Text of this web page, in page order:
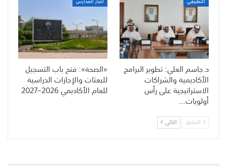
د.جاسم العلي: تطوير البرامج
الأكاديمية والشراكات
الاستراتيجية على رأس
أولويات…
«الصحة»: فتح باب التسجيل
للبعثات والإجازات الدراسية
للعام الأكاديمي 2026–2027
السابق التالي